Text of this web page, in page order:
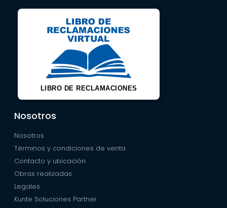
LIBRO DE RECLAMACIONES
Nosotros
Nosotros
Términos y condiciones de venta
Contacto y ubicación
Obras realizadas
Legales
Kunte Soluciones Partner